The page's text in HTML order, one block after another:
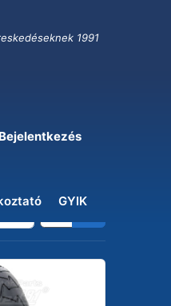
1991
Bejelentkezés
GYIK